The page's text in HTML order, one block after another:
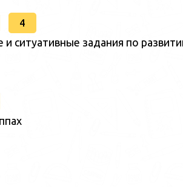
4
и ситуативные задания по